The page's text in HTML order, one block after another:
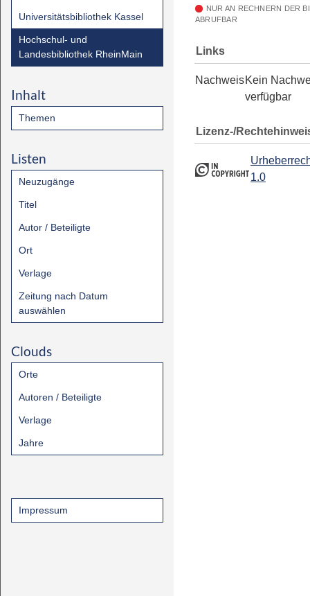
Universitätsbibliothek Kassel
Hochschul- und
Landesbibliothek RheinMain
Inhalt
Themen
Listen
Neuzugänge
Titel
Autor / Beteiligte
Ort
Verlage
Zeitung nach Datum
auswählen
Clouds
Orte
Autoren / Beteiligte
Verlage
Jahre
Impressum
NUR AN RECHNERN DER
ABRUFBAR
Links
NachweisKein
verfügbar
Lizenz-/
1.0